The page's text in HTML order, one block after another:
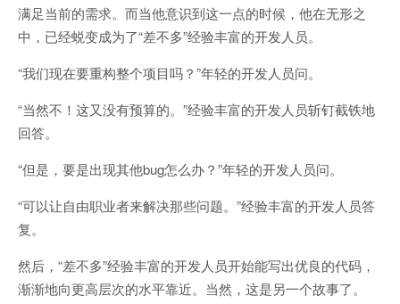
满足当前的需求。而当他意识到这一点的时候，他在无形之
中，已经蜕变成为了“差不多”经验丰富的开发人员。
“我们现在要重构整个项目吗？”年轻的开发人员问。
“当然不！这又没有预算的。”经验丰富的开发人员斩钉截铁地
回答。
“但是，要是出现其他bug怎么办？”年轻的开发人员问。
“可以让自由职业者来解决那些问题。”经验丰富的开发人员答
复。
然后，“差不多”经验丰富的开发人员开始能写出优良的代码，
渐渐地向更高层次的水平靠近。当然，这是另一个故事了。